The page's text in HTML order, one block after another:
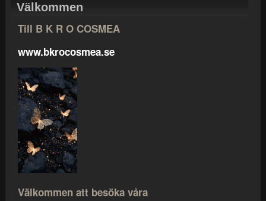
Välkommen
Till B K R O COSMEA
www.bkrocosmea.se
Välkommen att besöka våra